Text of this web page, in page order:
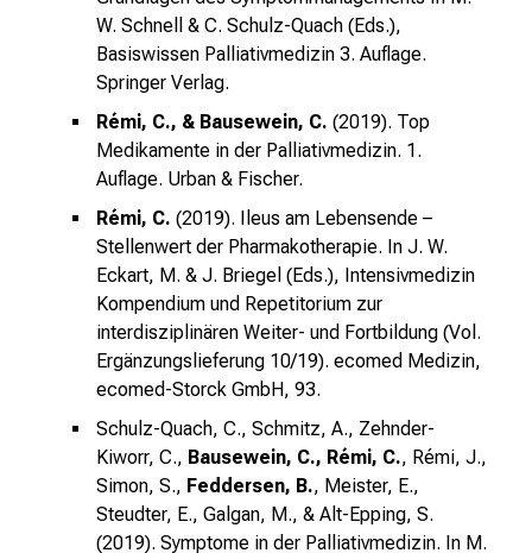
W. Schnell & C. Schulz-Quach (Eds.),
Basiswissen Palliativmedizin 3. Auflage.
Springer Verlag.
Rémi, C., & Bausewein, C. (2019). Top
Medikamente in der Palliativmedizin. 1.
Auflage. Urban & Fischer.
Rémi, C. (2019). Ileus am Lebensende –
Stellenwert der Pharmakotherapie. In J. W.
Eckart, M. & J. Briegel (Eds.), Intensivmedizin
Kompendium und Repetitorium zur
interdisziplinären Weiter- und Fortbildung (Vol.
Ergänzungslieferung 10/19). ecomed Medizin,
ecomed-Storck GmbH, 93.
Schulz-Quach, C., Schmitz, A., Zehnder-
Kiworr, C., Bausewein, C., Rémi, C., Rémi, J.,
Simon, S., Feddersen, B., Meister, E.,
Steudter, E., Galgan, M., & Alt-Epping, S.
(2019). Symptome in der Palliativmedizin. In M.